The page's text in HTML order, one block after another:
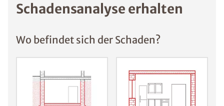
Schadensanalyse erhalten
Wo befindet sich der Schaden?